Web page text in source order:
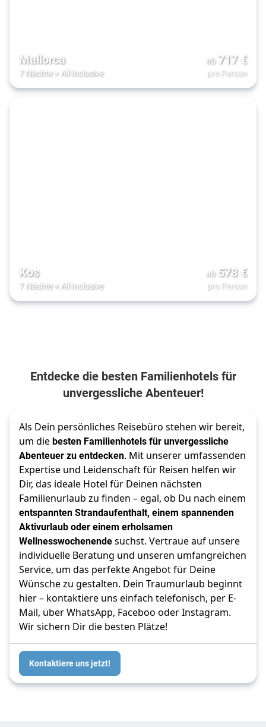
Mallorca
7 Nächte+ All Inclusive
ab 717€
pro Person
Kos
7 Nächte+ All Inclusive
ab 578€
pro Person
Entdecke die besten Familienhotels für
unvergessliche Abenteuer!
Als Dein persönliches Reisebüro stehen wir bereit,
um diebesten Familienhotels für unvergessliche
Abenteuer zu entdecken. Mit unserer umfassenden
Expertise und Leidenschaft für Reisen helfen wir
Dir, das ideale Hotel für Deinen nächsten
Familienurlaub zu finden – egal, ob Du nach einem
entspannten Strandaufenthalt, einem spannenden
Aktivurlaub oder einem erholsamen
Wellnesswochenendesuchst. Vertraue auf unsere
individuelle Beratung und unseren umfangreichen
Service, um das perfekte Angebot für Deine
Wünsche zu gestalten. Dein Traumurlaub beginnt
hier – kontaktiere uns einfach telefonisch, per E-
Mail, über WhatsApp, Faceboo oder Instagram.
Wir sichern Dir die besten Plätze!
Kontaktiere uns jetzt!